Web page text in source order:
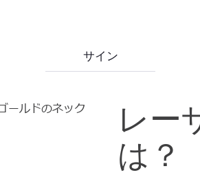
サイン
レー
は？